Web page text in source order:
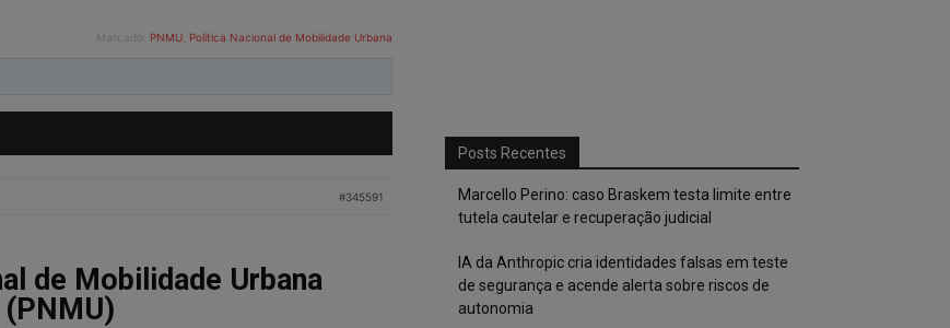
Marcado: PNMU Política Nacional de Mobilidade Urbana
#345591
de Mobilidade Urbana
(PNMU)
Posts Recentes
Marcello Perino: caso Braskem testa limite entre
tutela cautelar e recuperação judicial
IA da Anthropic cria identidades falsas em teste
de segurança e acende alerta sobre riscos de
autonomia